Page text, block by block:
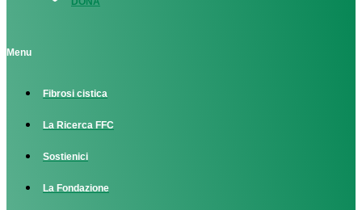
Menu
Fibrosi cistica
La Ricerca FFC
Sostienici
La Fondazione